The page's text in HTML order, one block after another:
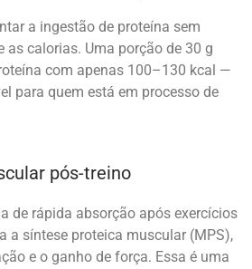
a ingestão de proteína sem
as calorias. Uma porção de 30 g
com apenas 100–130 kcal —
para quem está em processo de
pós-treino
de rápida absorção após exercícios
a síntese proteica muscular (MPS),
e o ganho de força. Essa é uma